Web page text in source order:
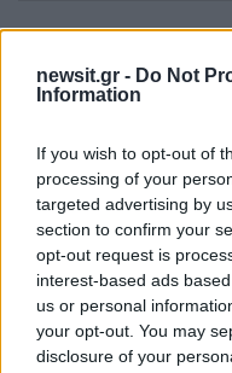
newsit.gr - Do Not
Information
If you wish to opt-out of
processing of your
targeted advertising by
section to confirm your
opt-out request is
interest-based ads
us or personal
your opt-out. You may
disclosure of your
1 Σοκαριστική
να ασελγήσει σε
καθόταν
2Ryanair: «Ένα
ήταν σαν
επιβάτιδα που
έσπασε το
3Ανησυχία από
Δυτικού Νείλου
- «Καμπανάκι»